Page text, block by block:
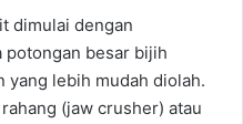
dimulai dengan
potongan besar bijih
yang lebih mudah diolah.
(jaw crusher) atau